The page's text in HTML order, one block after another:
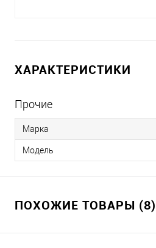
ХАРАКТЕРИСТИКИ
Прочие
Марка
Модель
ПОХОЖИЕ ТОВАРЫ (8)